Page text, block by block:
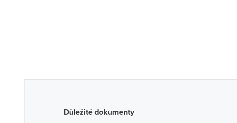
Důležité dokumenty